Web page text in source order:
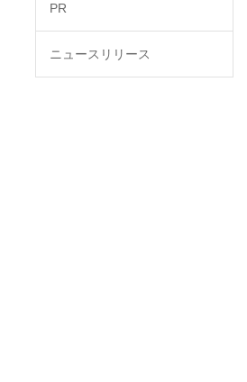
PR
ニュースリリース